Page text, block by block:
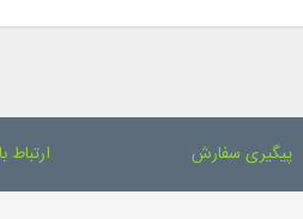
پیگیری سفارش ارتباط